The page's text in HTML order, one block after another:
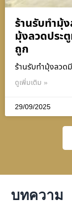
ร้านรับทำมุ้
มุ้งลวดประ
ถูก
ร้านรับทำมุ้งลวด
ดูเพิ่มเติม »
29/09/2025
บทความ